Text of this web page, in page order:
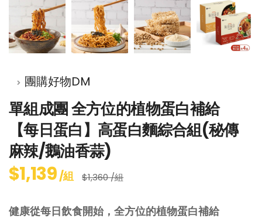
團購好物DM
單組成團 全方位的植物蛋白補給
【每日蛋白】高蛋白麵綜合組(秘傳
麻辣/鵝油香蒜)
$1,139/組 $1,360 /組
健康從每日飲食開始，全方位的植物蛋白補給